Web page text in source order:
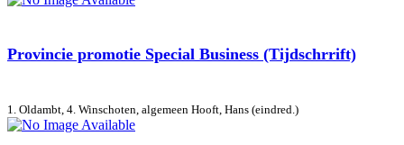
Provincie promotie Special Business (Tijdschrrift)
1. Oldambt, 4. Winschoten, algemeen Hooft, Hans (eindred.)